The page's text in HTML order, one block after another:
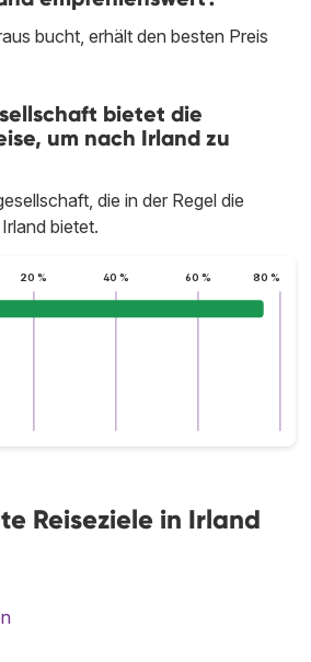
bucht, erhält den besten Preis
bietet die
um nach Irland zu
die in der Regel die
bietet.
20 % 40 % 60 % 80 %
Reiseziele in Irland